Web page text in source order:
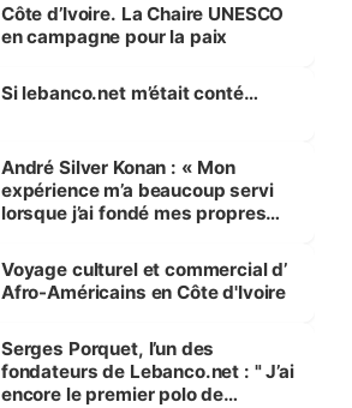
Côte d’Ivoire. La Chaire UNESCO
en campagne pour la paix
Si lebanco.net m’était conté…
André Silver Konan : « Mon
expérience m’a beaucoup servi
lorsque j’ai fondé mes propres
Voyage culturel et commercial d’
Afro-Américains en Côte d'Ivoire
Serges Porquet, l’un des
fondateurs de Lebanco.net : " J’ai
encore le premier polo de